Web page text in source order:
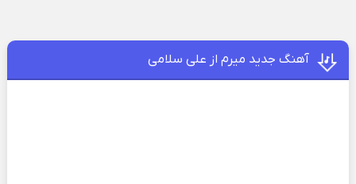
آهنگ جدید میرم از علی سلامی